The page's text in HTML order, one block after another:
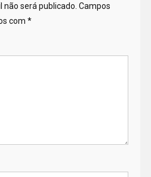
será publicado. Campos
com *